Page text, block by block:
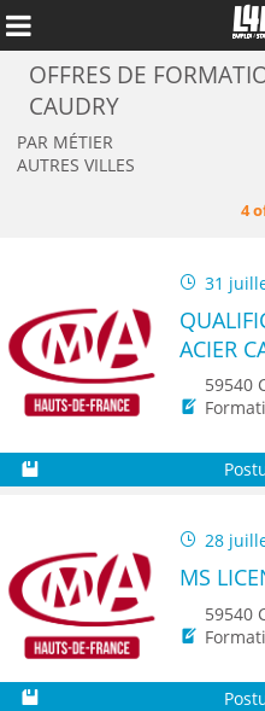
OFFRES DE
CAUDRY
PAR MÉTIER
AUTRES VILLES
4
31
ACIER
59540
28
MS
59540